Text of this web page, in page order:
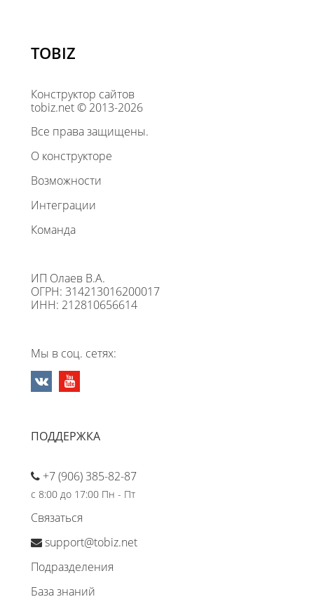
TOBIZ
Конструктор сайтов
tobiz.net © 2013-2026
Все права защищены.
О конструкторе
Возможности
Интеграции
Команда
ИП Олаев В.А.
ОГРН: 314213016200017
ИНН: 212810656614
Мы в соц. сетях:
ПОДДЕРЖКА
+7 (906) 385-82-87
с 8:00 до 17:00 Пн - Пт
Связаться
support@tobiz.net
Подразделения
База знаний